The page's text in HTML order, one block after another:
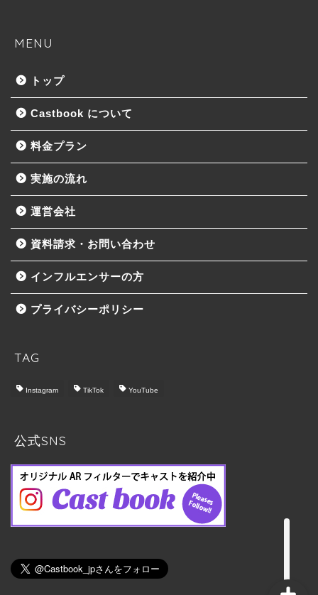
MENU
トップ
Castbook について
料金プラン
実施の流れ
運営会社
資料請求・お問い合わせ
インフルエンサーの方
プライバシーポリシー
TAG
Instagram TikTok YouTube
公式SNS
料金プラン
実施の流れ